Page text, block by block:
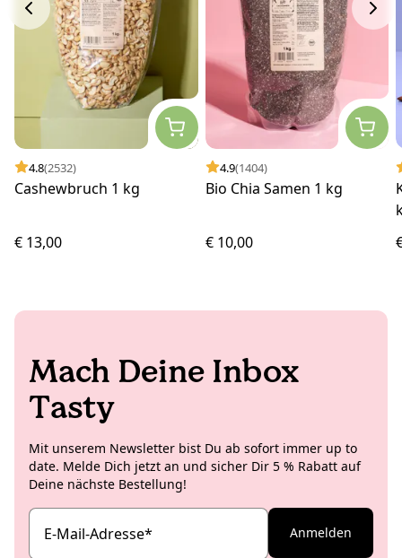
4.8(2532)
Cashewbruch 1 kg
€ 13,00
4.9(1404)
Bio Chia Samen 1 kg
€ 10,00
Mach Deine Inbox
Tasty
Mit unserem Newsletter bist Du ab sofort immer up to
date. Melde Dich jetzt an und sicher Dir 5 % Rabatt auf
Deine nächste Bestellung!
E-Mail-Adresse* Anmelden